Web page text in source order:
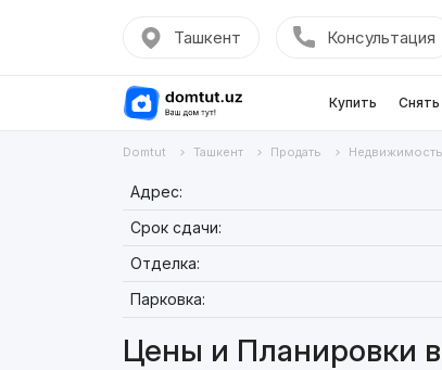
Ташкент Консультация
Купить Снять
Domtut Ташкент Продать
Адрес:
Срок сдачи:
Отделка:
Парковка:
Цены и Планировки